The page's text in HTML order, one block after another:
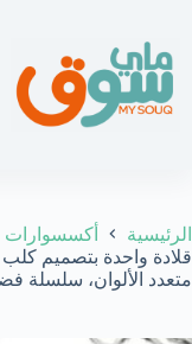
المحتوى
الرئيسية
أكسسوارات
قلادة واحدة بتصميم كلب
متعدد الألوان، سلسلة